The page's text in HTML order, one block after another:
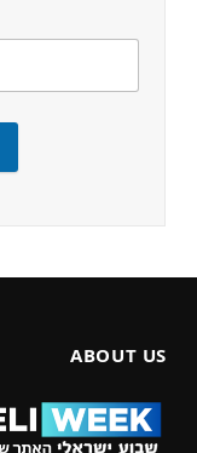
ABOUT US